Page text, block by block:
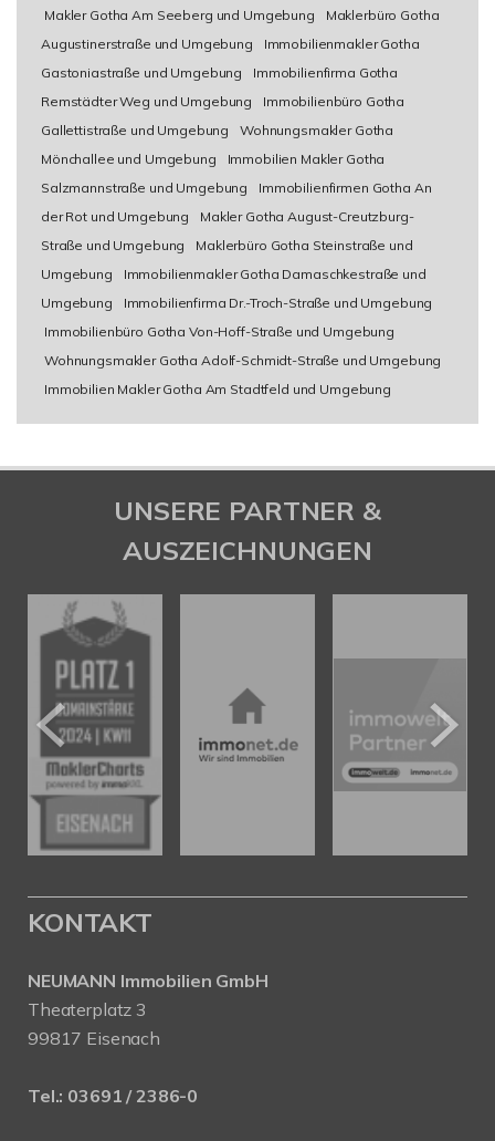
Makler Gotha Am Seeberg und Umgebung
Maklerbüro Gotha
Augustinerstraße und Umgebung
Immobilienmakler Gotha
Gastoniastraße und Umgebung
Immobilienfirma Gotha
Remstädter Weg und Umgebung
Immobilienbüro Gotha
Gallettistraße und Umgebung
Wohnungsmakler Gotha
Mönchallee und Umgebung
Immobilien Makler Gotha
Salzmannstraße und Umgebung
Immobilienfirmen Gotha An
der Rot und Umgebung
Makler Gotha August-Creutzburg-
Straße und Umgebung
Maklerbüro Gotha Steinstraße und
Umgebung
Immobilienmakler Gotha Damaschkestraße und
Umgebung
Immobilienfirma Dr.-Troch-Straße und Umgebung
Immobilienbüro Gotha Von-Hoff-Straße und Umgebung
Wohnungsmakler Gotha Adolf-Schmidt-Straße und Umgebung
Immobilien Makler Gotha Am Stadtfeld und Umgebung
UNSERE PARTNER &
AUSZEICHNUNGEN
KONTAKT
NEUMANN Immobilien GmbH
Theaterplatz 3
99817 Eisenach
Tel.: 03691 / 2386-0